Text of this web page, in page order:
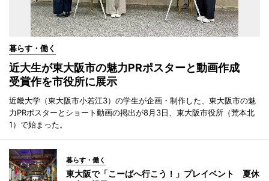
暮らす・働く
近大生が東大阪市の魅力PRポスターと動画作成
受賞作を市役所に展示
近畿大学（東大阪市小若江3）の学生が企画・制作した、東大阪市の魅
力PRポスターとショート動画の掲出が8月3日、東大阪市役所（荒本北
1）で始まった。
暮らす・働く
東大阪で「こーばへ行こう！」プレイベント 夏休